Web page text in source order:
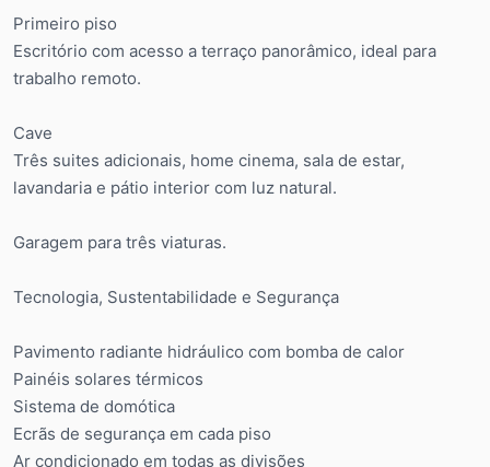
Primeiro piso
Escritório com acesso a terraço panorâmico, ideal para
trabalho remoto.
Cave
Três suites adicionais, home cinema, sala de estar,
lavandaria e pátio interior com luz natural.
Garagem para três viaturas.
Tecnologia, Sustentabilidade e Segurança
Pavimento radiante hidráulico com bomba de calor
Painéis solares térmicos
Sistema de domótica
Ecrãs de segurança em cada piso
Ar condicionado em todas as divisões